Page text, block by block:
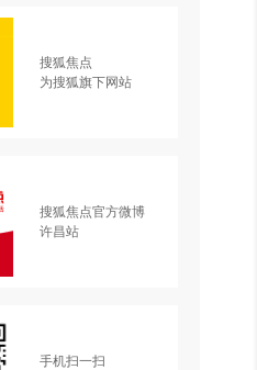
搜狐焦点
为搜狐旗下网站
搜狐焦点官方微博
许昌站
手机扫一扫